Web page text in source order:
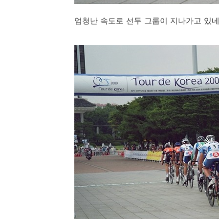
엄청난 속도로 선두 그룹이 지나가고 있